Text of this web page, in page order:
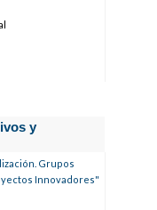
y
Grupos
Innovadores"